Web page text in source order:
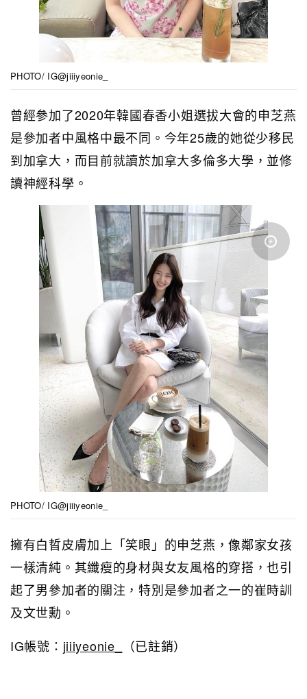
PHOTO/ IG@jiiiyeonie_
曾經參加了2020年韓國春香小姐選拔大會的申芝燕
是參加者中風格中最不同。今年25歲的她從少移民
到加拿大，而目前就讀於加拿大多倫多大學，並修
讀神經科學 。
PHOTO/ IG@jiiiyeonie_
擁有白晢皮膚加上「笑眼」的申芝燕，像鄰家女孩
一樣清純。其纖瘦的身材與女友風格的穿搭，也引
起了男參加者的關注，特別是參加者之一的崔時訓
及文世勳 。
IG帳號： jiiiyeonie_ （已註銷）